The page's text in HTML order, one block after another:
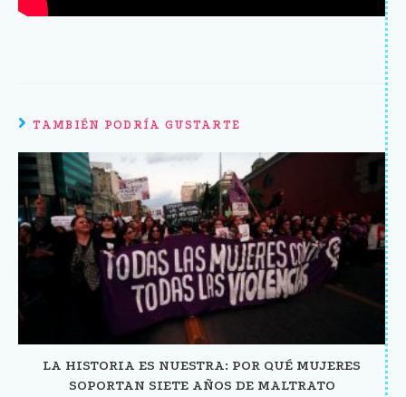
TAMBIÉN PODRÍA GUSTARTE
LA HISTORIA ES NUESTRA: POR QUÉ MUJERES
SOPORTAN SIETE AÑOS DE MALTRATO